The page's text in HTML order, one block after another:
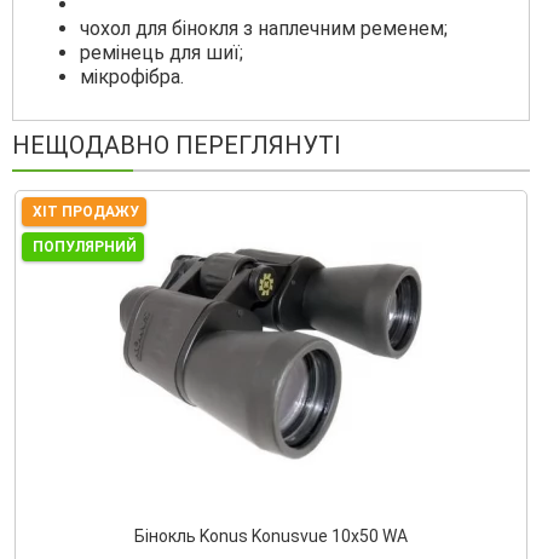
чохол для бінокля з наплечним ременем;
ремінець для шиї;
мікрофібра.
НЕЩОДАВНО ПЕРЕГЛЯНУТІ
ХІТ ПРОДАЖУ
ПОПУЛЯРНИЙ
Бінокль Konus Konusvue 10x50 WA